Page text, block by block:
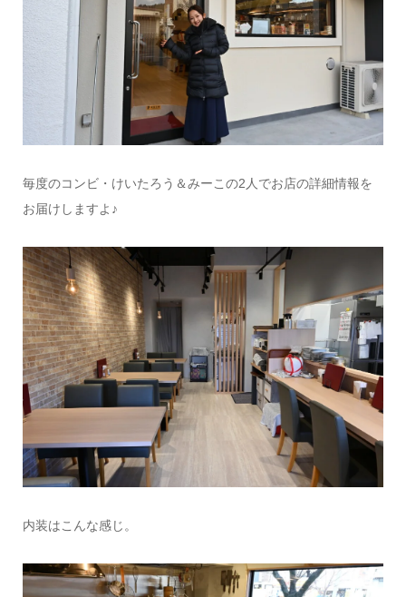
毎度のコンビ・けいたろう＆みーこの2人でお店の詳細情報を
お届けしますよ♪
内装はこんな感じ。